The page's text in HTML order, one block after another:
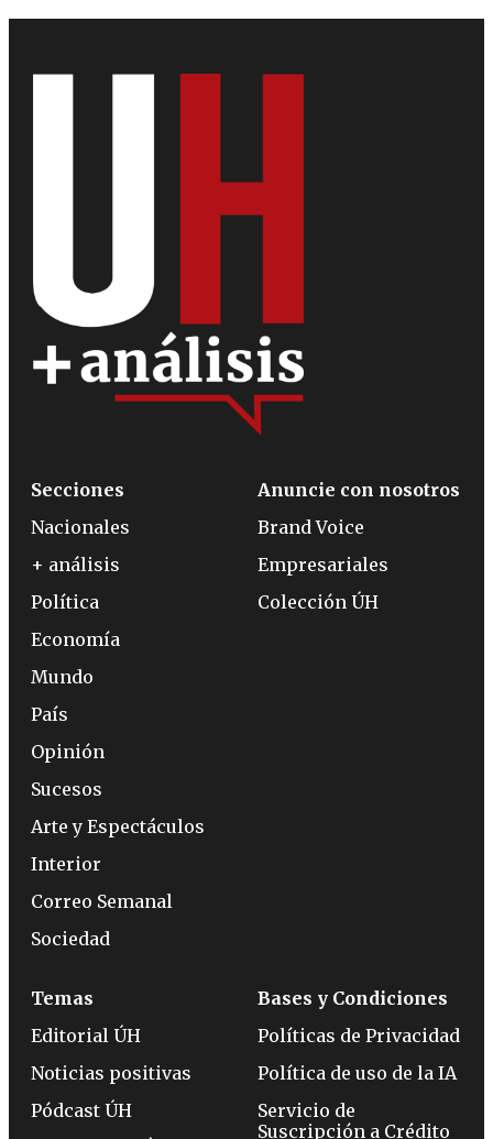
Secciones
Nacionales
+ análisis
Política
Economía
Mundo
País
Opinión
Sucesos
Arte y Espectáculos
Interior
Correo Semanal
Sociedad
Anuncie con nosotros
Brand Voice
Empresariales
Colección ÚH
Temas
Editorial ÚH
Noticias positivas
Pódcast ÚH
Bases y Condiciones
Políticas de Privacidad
Política de uso de la IA
Servicio de
Suscripción a Crédito